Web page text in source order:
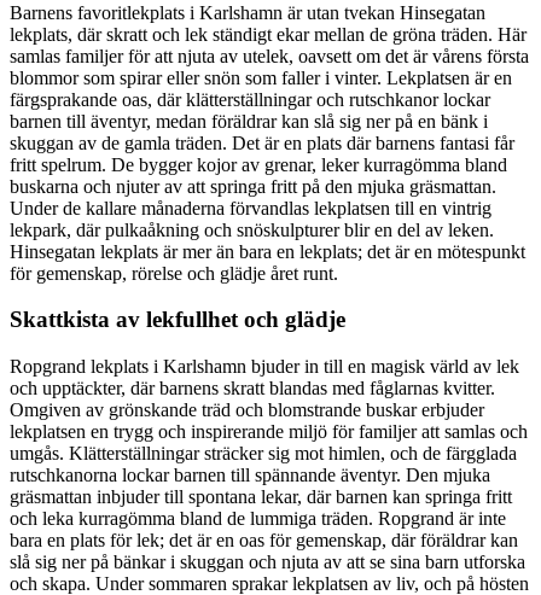
Barnens favoritlekplats i Karlshamn är utan tvekan Hinsegatan
lekplats, där skratt och lek ständigt ekar mellan de gröna träden. Här
samlas familjer för att njuta av utelek, oavsett om det är vårens första
blommor som spirar eller snön som faller i vinter. Lekplatsen är en
färgsprakande oas, där klätterställningar och rutschkanor lockar
barnen till äventyr, medan föräldrar kan slå sig ner på en bänk i
skuggan av de gamla träden. Det är en plats där barnens fantasi får
fritt spelrum. De bygger kojor av grenar, leker kurragömma bland
buskarna och njuter av att springa fritt på den mjuka gräsmattan.
Under de kallare månaderna förvandlas lekplatsen till en vintrig
lekpark, där pulkaåkning och snöskulpturer blir en del av leken.
Hinsegatan lekplats är mer än bara en lekplats; det är en mötespunkt
för gemenskap, rörelse och glädje året runt.
Skattkista av lekfullhet och glädje
Ropgrand lekplats i Karlshamn bjuder in till en magisk värld av lek
och upptäckter, där barnens skratt blandas med fåglarnas kvitter.
Omgiven av grönskande träd och blomstrande buskar erbjuder
lekplatsen en trygg och inspirerande miljö för familjer att samlas och
umgås. Klätterställningar sträcker sig mot himlen, och de färgglada
rutschkanorna lockar barnen till spännande äventyr. Den mjuka
gräsmattan inbjuder till spontana lekar, där barnen kan springa fritt
och leka kurragömma bland de lummiga träden. Ropgrand är inte
bara en plats för lek; det är en oas för gemenskap, där föräldrar kan
slå sig ner på bänkar i skuggan och njuta av att se sina barn utforska
och skapa. Under sommaren sprakar lekplatsen av liv, och på hösten